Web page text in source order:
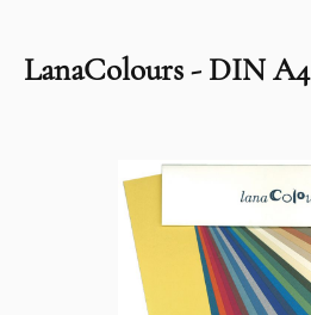
LanaColours - DIN A4
Bildergalerie überspringen